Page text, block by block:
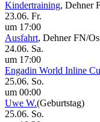
Kindertraining, Dehner
23.06. Fr.
um 17:00
Ausfahrt, Dehner FN/
24.06. Sa.
um 17:00
Engadin World Inline
25.06. So.
um 00:00
Uwe W.(Geburtstag)
25.06. So.